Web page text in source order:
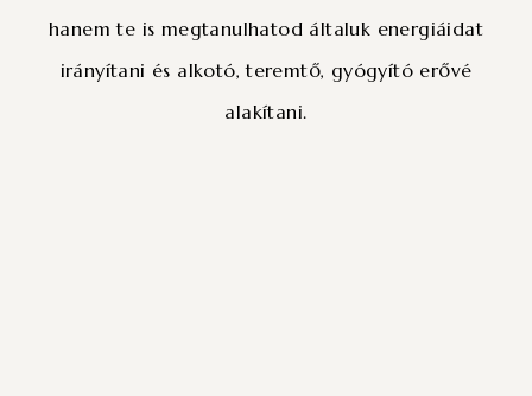
hanem te is megtanulhatod általuk energiáidat
irányítani és alkotó, teremtő, gyógyító erővé
alakítani.